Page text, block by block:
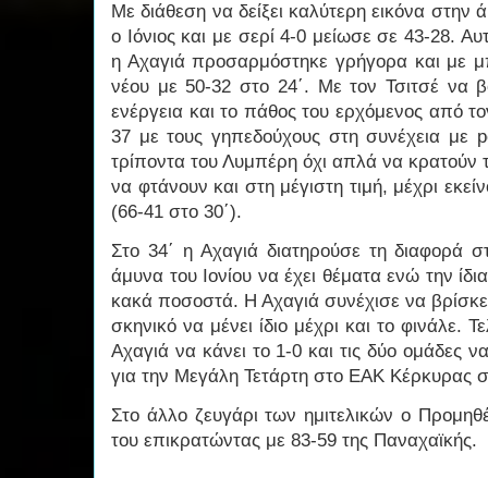
Με διάθεση να δείξει καλύτερη εικόνα στην
ο Ιόνιος και με σερί 4-0 μείωσε σε 43-28.
η Αχαγιά προσαρμόστηκε γρήγορα και με
νέου με 50-32 στο 24΄. Με τον Τσιτσέ να
ενέργεια και το πάθος του ερχόμενος από
37 με τους γηπεδούχους στη συνέχεια με
τρίποντα του Λυμπέρη όχι απλά να κρατούν
να φτάνουν και στη μέγιστη τιμή, μέχρι
(66-41 στο 30΄).
Στο 34΄ η Αχαγιά διατηρούσε τη διαφορά
άμυνα του Ιονίου να έχει θέματα ενώ την
κακά ποσοστά. Η Αχαγιά συνέχισε να
σκηνικό να μένει ίδιο μέχρι και το φινάλε.
Αχαγιά να κάνει το 1-0 και τις δύο ομάδες
για την Μεγάλη Τετάρτη στο ΕΑΚ Κέρκυρας
Στο άλλο ζευγάρι των ημιτελικών ο
του επικρατώντας με 83-59 της Παναχαϊκής.